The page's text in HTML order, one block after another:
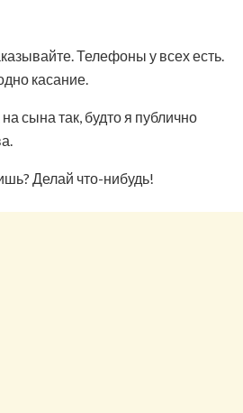
Телефоны у всех есть.
касание.
сына так, будто я публично
Делай что-нибудь!